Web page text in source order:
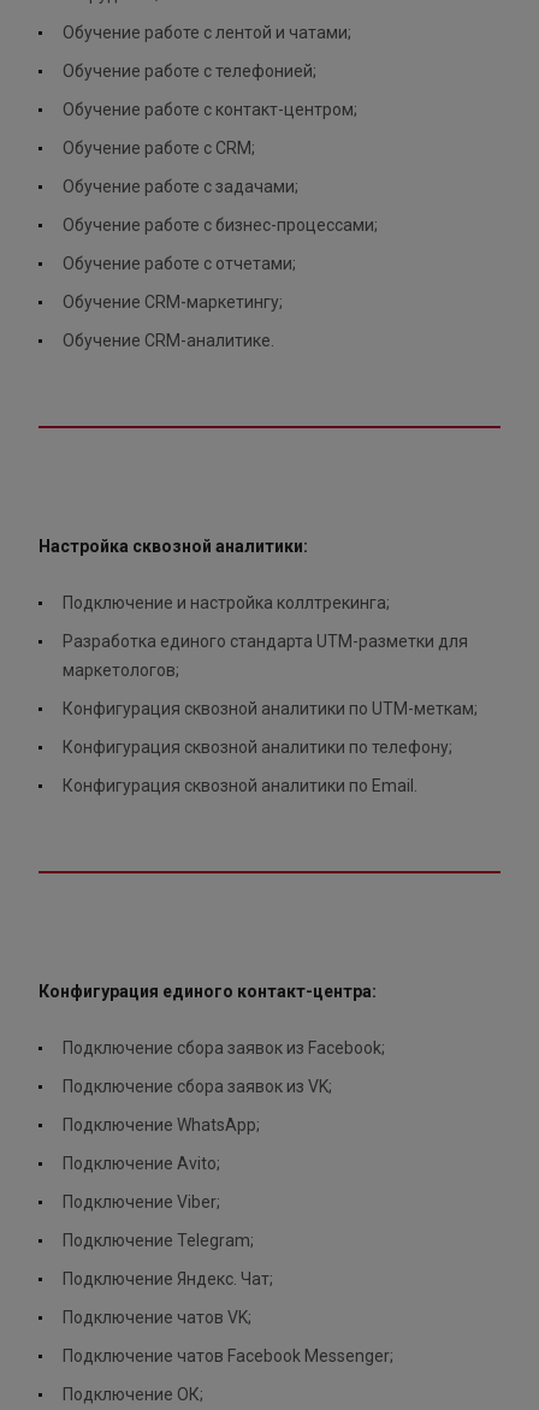
Обучение работе с лентой и чатами;
Обучение работе с телефонией;
Обучение работе с контакт-центром;
Обучение работе с CRM;
Обучение работе с задачами;
Обучение работе с бизнес-процессами;
Обучение работе с отчетами;
Обучение CRM-маркетингу;
Обучение CRM-аналитике.
Настройка сквозной аналитики:
Подключение и настройка коллтрекинга;
Разработка единого стандарта UTM-разметки для
маркетологов;
Конфигурация сквозной аналитики по UTM-меткам;
Конфигурация сквозной аналитики по телефону;
Конфигурация сквозной аналитики по Email.
Конфигурация единого контакт-центра:
Подключение сбора заявок из Facebook;
Подключение сбора заявок из VK;
Подключение WhatsApp;
Подключение Avito;
Подключение Viber;
Подключение Telegram;
Подключение Яндекс. Чат;
Подключение чатов VK;
Подключение чатов Facebook Messenger;
Подключение ОК;